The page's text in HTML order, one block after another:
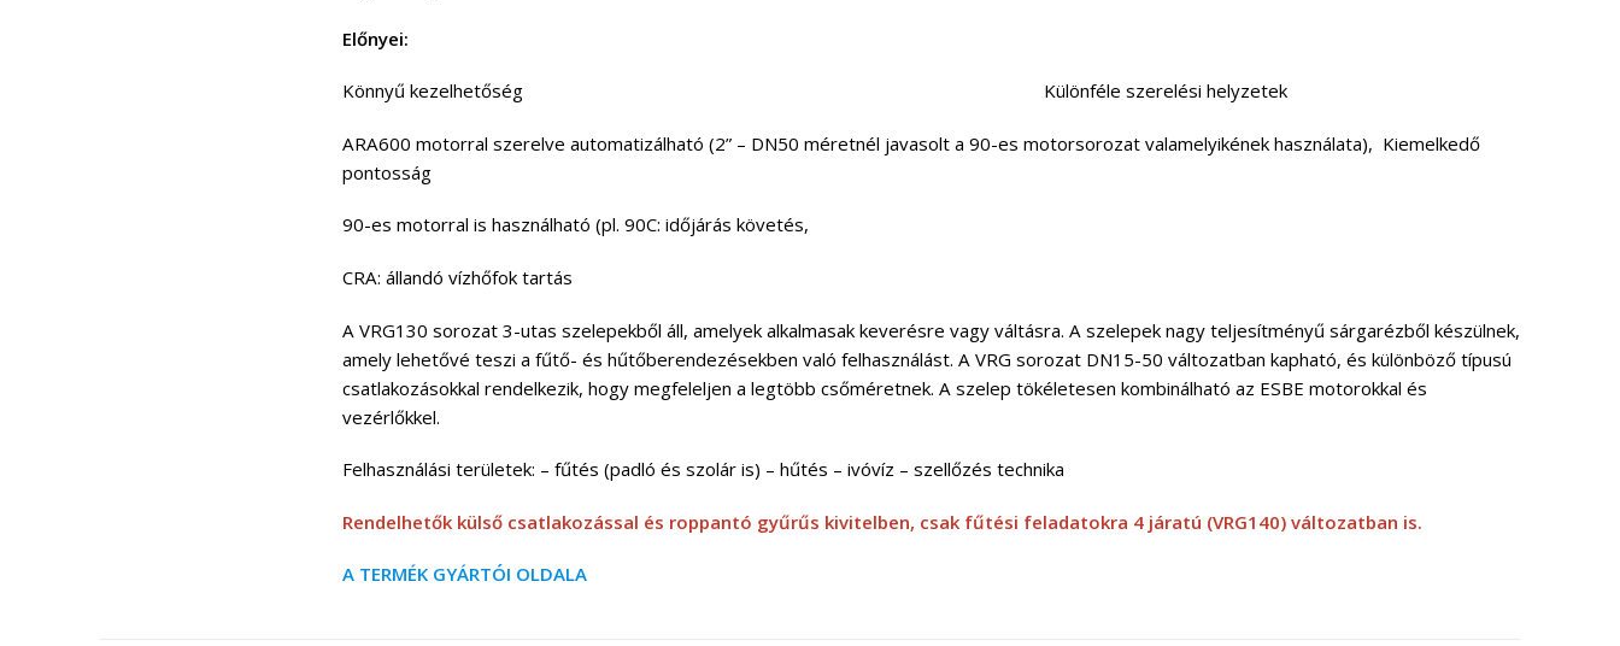
Előnyei:
Könnyű kezelhetőség Különféle szerelési helyzetek
ARA600 motorral szerelve automatizálható (2” – DN50 méretnél javasolt a 90-es motorsorozat valamelyikének használata), Kiemelkedő
pontosság
90-es motorral is használható (pl. 90C: időjárás követés,
CRA: állandó vízhőfok tartás
A VRG130 sorozat 3-utas szelepekből áll, amelyek alkalmasak keverésre vagy váltásra. A szelepek nagy teljesítményű sárgarézből készülnek,
amely lehetővé teszi a fűtő- és hűtőberendezésekben való felhasználást. A VRG sorozat DN15-50 változatban kapható, és különböző típusú
csatlakozásokkal rendelkezik, hogy megfeleljen a legtöbb csőméretnek. A szelep tökéletesen kombinálható az ESBE motorokkal és
vezérlőkkel.
Felhasználási területek: – fűtés (padló és szolár is) – hűtés – ivóvíz – szellőzés technika
Rendelhetők külső csatlakozással és roppantó gyűrűs kivitelben, csak fűtési feladatokra 4 járatú (VRG140) változatban is.
A TERMÉK GYÁRTÓI OLDALA